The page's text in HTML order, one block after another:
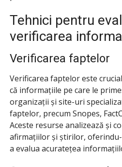
Tehnici pentru
verificarea
Verificarea faptelor
Verificarea faptelor este
că informațiile pe care le
organizații și site-uri
faptelor, precum Snopes,
Aceste resurse analizează și
afirmațiilor și știrilor,
a evalua acuratețea